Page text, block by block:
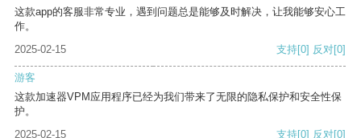
这款app的客服非常专业，遇到问题总是能够及时解决，让我能够安心工
作。
2025-02-15
支持[0] 反对[0]
游客
这款加速器VPM应用程序已经为我们带来了无限的隐私保护和安全性保
护。
2025-02-15
支持[0] 反对[0]